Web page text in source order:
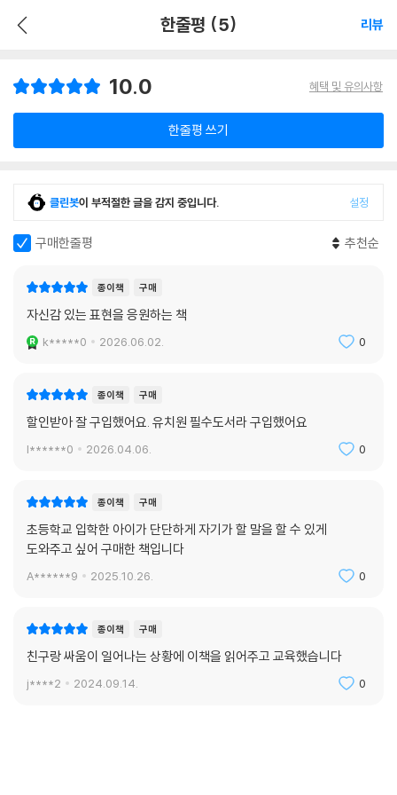
한줄평 (5) 리뷰
10.0 혜택 및 유의사항
한줄평 쓰기
클린봇이 부적절한 글을 감지 중입니다. 설정
구매한줄평 추천순
종이책 구매
자신감 있는 표현을 응원하는 책
k*****0 2026.06.02. 0
종이책 구매
할인받아 잘 구입했어요. 유치원 필수도서라 구입했어요
l******0 2026.04.06. 0
종이책 구매
초등학교 입학한 아이가 단단하게 자기가 할 말을 할 수 있게
도와주고 싶어 구매한 책입니다
A******9 2025.10.26. 0
종이책 구매
친구랑 싸움이 일어나는 상황에 이책을 읽어주고 교육했습니다
j****2 2024.09.14. 0